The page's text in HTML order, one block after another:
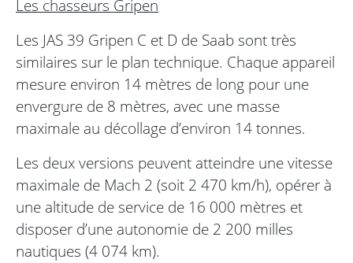
Les chasseurs Gripen
Les JAS 39 Gripen C et D de Saab sont très
similaires sur le plan technique. Chaque appareil
mesure environ 14 mètres de long pour une
envergure de 8 mètres, avec une masse
maximale au décollage d’environ 14 tonnes.
Les deux versions peuvent atteindre une vitesse
maximale de Mach 2 (soit 2 470 km/h), opérer à
une altitude de service de 16 000 mètres et
disposer d’une autonomie de 2 200 milles
nautiques (4 074 km).